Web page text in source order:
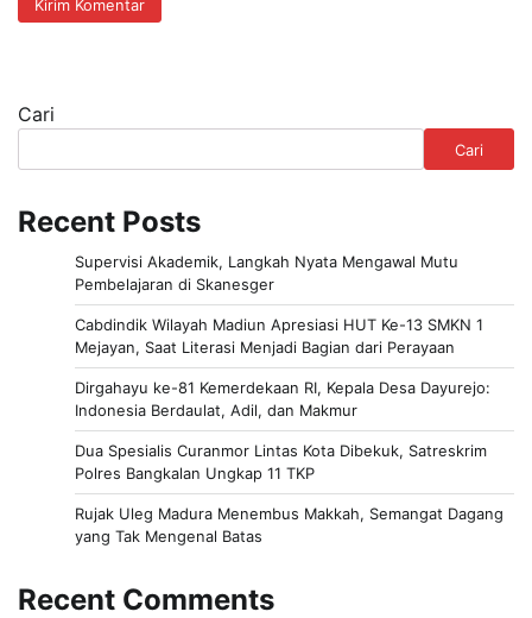
Cari
Cari
Recent Posts
Supervisi Akademik, Langkah Nyata Mengawal Mutu
Pembelajaran di Skanesger
Cabdindik Wilayah Madiun Apresiasi HUT Ke-13 SMKN 1
Mejayan, Saat Literasi Menjadi Bagian dari Perayaan
Dirgahayu ke-81 Kemerdekaan RI, Kepala Desa Dayurejo:
Indonesia Berdaulat, Adil, dan Makmur
Dua Spesialis Curanmor Lintas Kota Dibekuk, Satreskrim
Polres Bangkalan Ungkap 11 TKP
Rujak Uleg Madura Menembus Makkah, Semangat Dagang
yang Tak Mengenal Batas
Recent Comments